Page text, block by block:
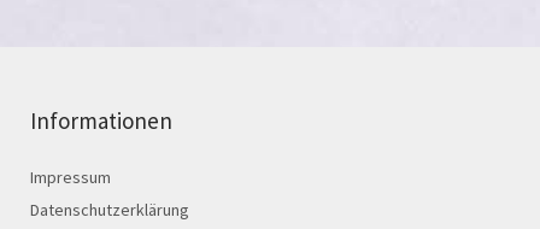
Informationen
Impressum
Datenschutzerklärung